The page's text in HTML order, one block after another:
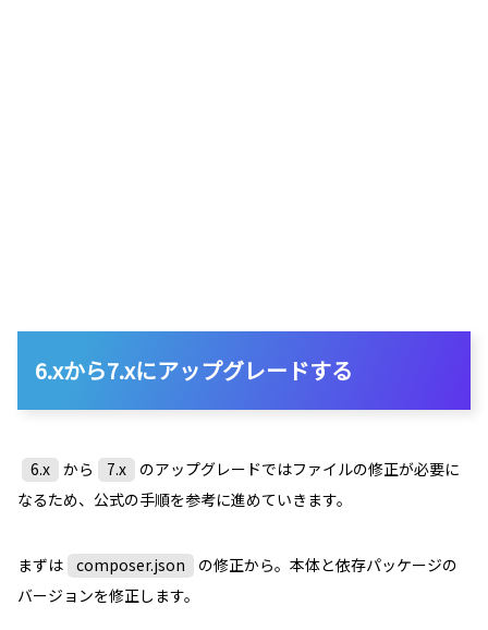
6.xから7.xにアップグレードする
6.x から 7.x
のアップグレードではファイルの修正が必要に
なるため、公式の手順を参考に進めていきます。
まずは composer.json
の修正から。本体と依存パッケージの
バージョンを修正します。